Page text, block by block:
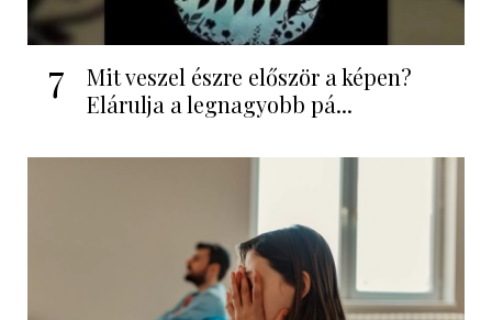
7
Mit veszel észre először a képen?
Elárulja a legnagyobb pá...